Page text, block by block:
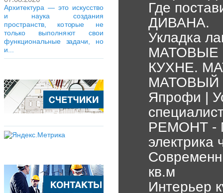
Архитектура — это искусство
и наука создания
пространств, которые не
только выполняют свои
функциональные задачи, но
и...
Где
ДИВАНА.
Укладка
МАТОВЫЕ
КУХНЕ.
МАТОВЫЙ
Япрофи |
РЕМОНТ -
электрика
кв.м
Интерьер